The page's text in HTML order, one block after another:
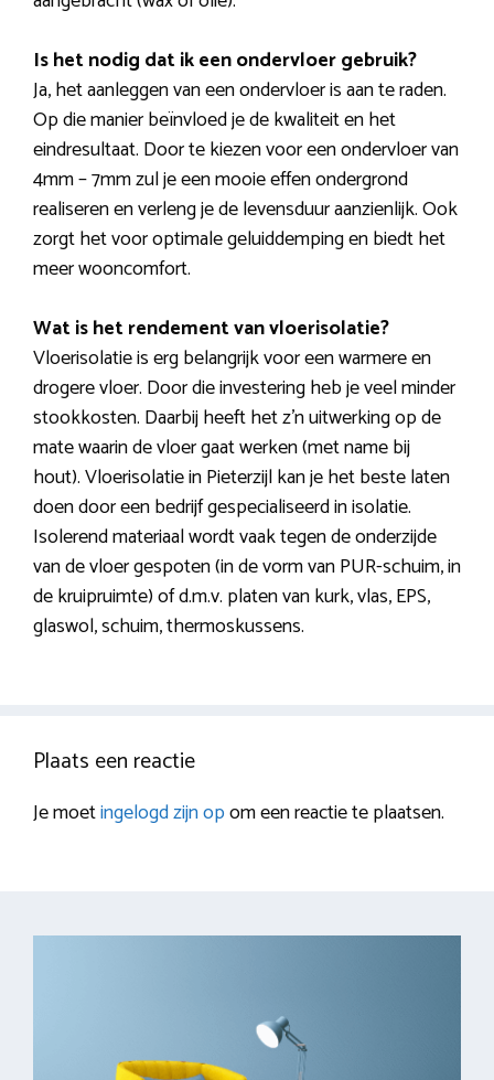
Is het nodig dat ik een ondervloer gebruik?
Ja, het aanleggen van een ondervloer is aan te raden.
Op die manier beïnvloed je de kwaliteit en het
eindresultaat. Door te kiezen voor een ondervloer van
4mm – 7mm zul je een mooie effen ondergrond
realiseren en verleng je de levensduur aanzienlijk. Ook
zorgt het voor optimale geluiddemping en biedt het
meer wooncomfort.
Wat is het rendement van vloerisolatie?
Vloerisolatie is erg belangrijk voor een warmere en
drogere vloer. Door die investering heb je veel minder
stookkosten. Daarbij heeft het z’n uitwerking op de
mate waarin de vloer gaat werken (met name bij
hout). Vloerisolatie in Pieterzijl kan je het beste laten
doen door een bedrijf gespecialiseerd in isolatie.
Isolerend materiaal wordt vaak tegen de onderzijde
van de vloer gespoten (in de vorm van PUR-schuim, in
de kruipruimte) of d.m.v. platen van kurk, vlas, EPS,
glaswol, schuim, thermoskussens.
Plaats een reactie
Je moetingelogd zijn opom een reactie te plaatsen.